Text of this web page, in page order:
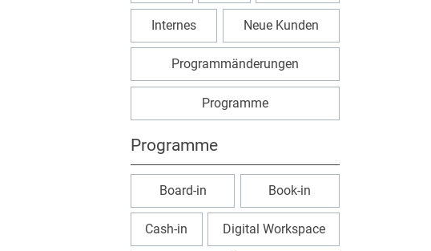
Internes Neue Kunden
Programmänderungen
Programme
Programme
Board-in Book-in
Cash-in Digital Workspace